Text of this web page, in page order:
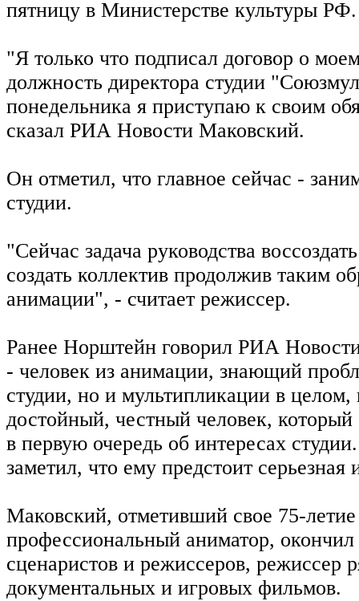
пятницу в Министерстве культуры РФ.
"Я только что подписал договор о
должность директора студии
понедельника я приступаю к своим
сказал РИА Новости Маковский.
Он отметил, что главное сейчас -
студии.
"Сейчас задача руководства
создать коллектив продолжив таким
анимации", - считает режиссер.
Ранее Норштейн говорил РИА
- человек из анимации, знающий
студии, но и мультипликации в
достойный, честный человек, который
в первую очередь об интересах
заметил, что ему предстоит серьезная
Маковский, отметивший свое 75-летие
профессиональный аниматор,
сценаристов и режиссеров, режиссер
документальных и игровых фильмов.